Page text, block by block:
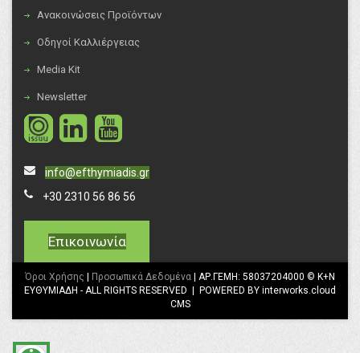
Ανακοινώσεις Προϊόντων
Οδηγοί Καλλιέργειας
Media Kit
Newsletter
info@efthymiadis.gr
+30 2310 56 86 56
Επικοινωνία
Όροι Χρήσης Προσωπικά Δεδομένα | ΑΡ.ΓΕΜΗ: 58037204000 © K+N
ΕΥΘΥΜΙΑΔΗ - ALL RIGHTS RESERVED | POWERED BY interworks.cloud
CMS